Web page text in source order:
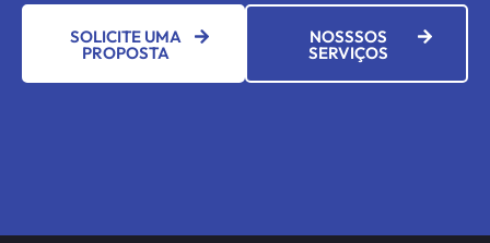
SOLICITE UMA
PROPOSTA
NOSSSOS
SERVIÇOS